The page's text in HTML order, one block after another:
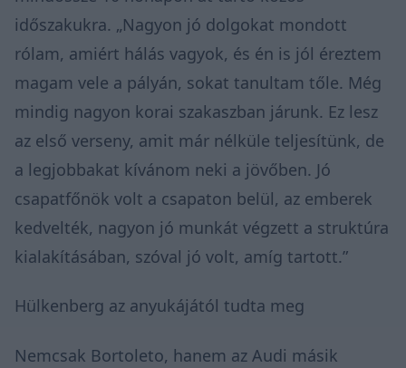
időszakukra. „Nagyon jó dolgokat mondott
rólam, amiért hálás vagyok, és én is jól éreztem
magam vele a pályán, sokat tanultam tőle. Még
mindig nagyon korai szakaszban járunk. Ez lesz
az első verseny, amit már nélküle teljesítünk, de
a legjobbakat kívánom neki a jövőben. Jó
csapatfőnök volt a csapaton belül, az emberek
kedvelték, nagyon jó munkát végzett a struktúra
kialakításában, szóval jó volt, amíg tartott.”
Hülkenberg az anyukájától tudta meg
Nemcsak Bortoleto, hanem az Audi másik